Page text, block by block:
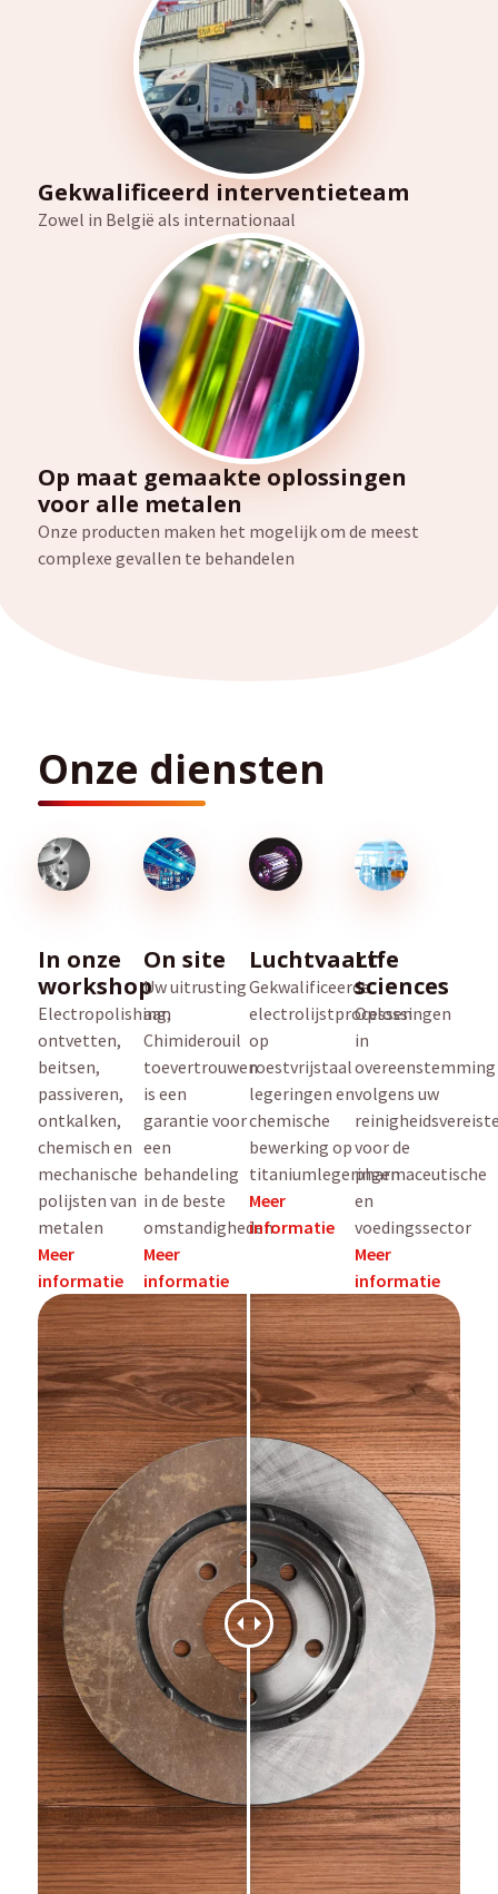
Gekwalificeerd interventieteam
Zowel in België als internationaal
Op maat gemaakte oplossingen
voor alle metalen
Onze producten maken het mogelijk om de meest
complexe gevallen te behandelen
Onze diensten
In onze
workshop
Electropolishing,
ontvetten,
beitsen,
passiveren,
ontkalken,
chemisch en
mechanische
polijsten van
metalen
Meer
informatie
On site
Uw uitrusting
aan
Chimiderouil
toevertrouwen
is een
garantie voor
een
behandeling
in de beste
omstandigheden
Meer
informatie
Luchtvaart
Gekwalificeerde
electrolijstprocessen
op
roestvrijstaal
legeringen en
chemische
bewerking op
titaniumlegeringen
Meer
informatie
Life
sciences
Oplossingen
in
overeenstemming
volgens uw
voor de
pharmaceutische
en
voedingssector
Meer
informatie